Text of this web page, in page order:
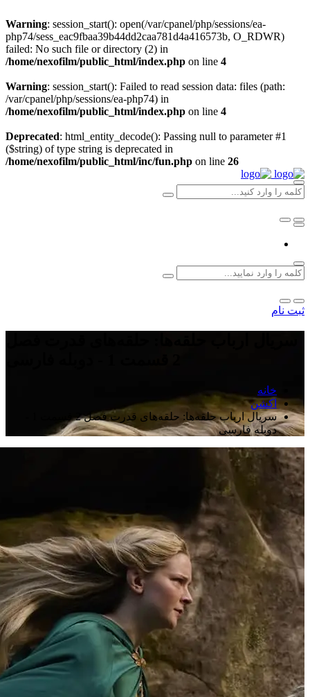
Warning: session_start(): open(/var/cpanel/php/sessions/ea-
php74/sess_eac9fbaa39b44dd2caa781d4a416573b, O_RDWR)
failed: No such file or directory (2) in
/home/nexofilm/public_html/index.php on line 4
Warning: session_start(): Failed to read session data: files (path:
/var/cpanel/php/sessions/ea-php74) in
/home/nexofilm/public_html/index.php on line 4
Deprecated: html_entity_decode(): Passing null to parameter #1
($string) of type string is deprecated in
/home/nexofilm/public_html/inc/fun.php on line 26
ثبت نام
خانه
اکشن
دوبله فارسی